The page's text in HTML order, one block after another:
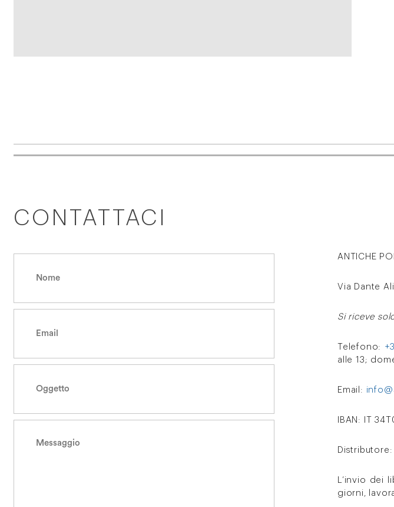
CONTATTACI
ANTICHE
Via Dante
Si riceve
Telefono:
alle 13;
Email:
IBAN: IT
Distributore:
L’invio dei
giorni,